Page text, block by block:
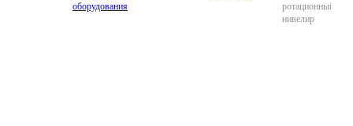
оборудования
ротационный
нивелир